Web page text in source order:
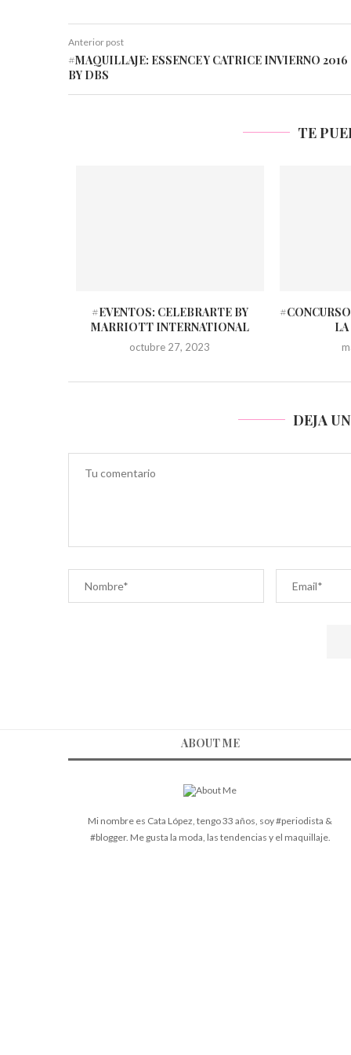
Anterior post
#MAQUILLAJE: ESSENCE Y CATRICE INVIERNO 2016
BY DBS
TE
#EVENTOS: CELEBRARTE BY
MARRIOTT INTERNATIONAL
octubre 27, 2023
DEJA
ABOUT ME
Mi nombre es Cata López, tengo 33 años, soy #periodista &
#blogger. Me gusta la moda, las tendencias y el maquillaje.